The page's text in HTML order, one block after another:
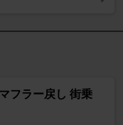
フラー戻し 街乗